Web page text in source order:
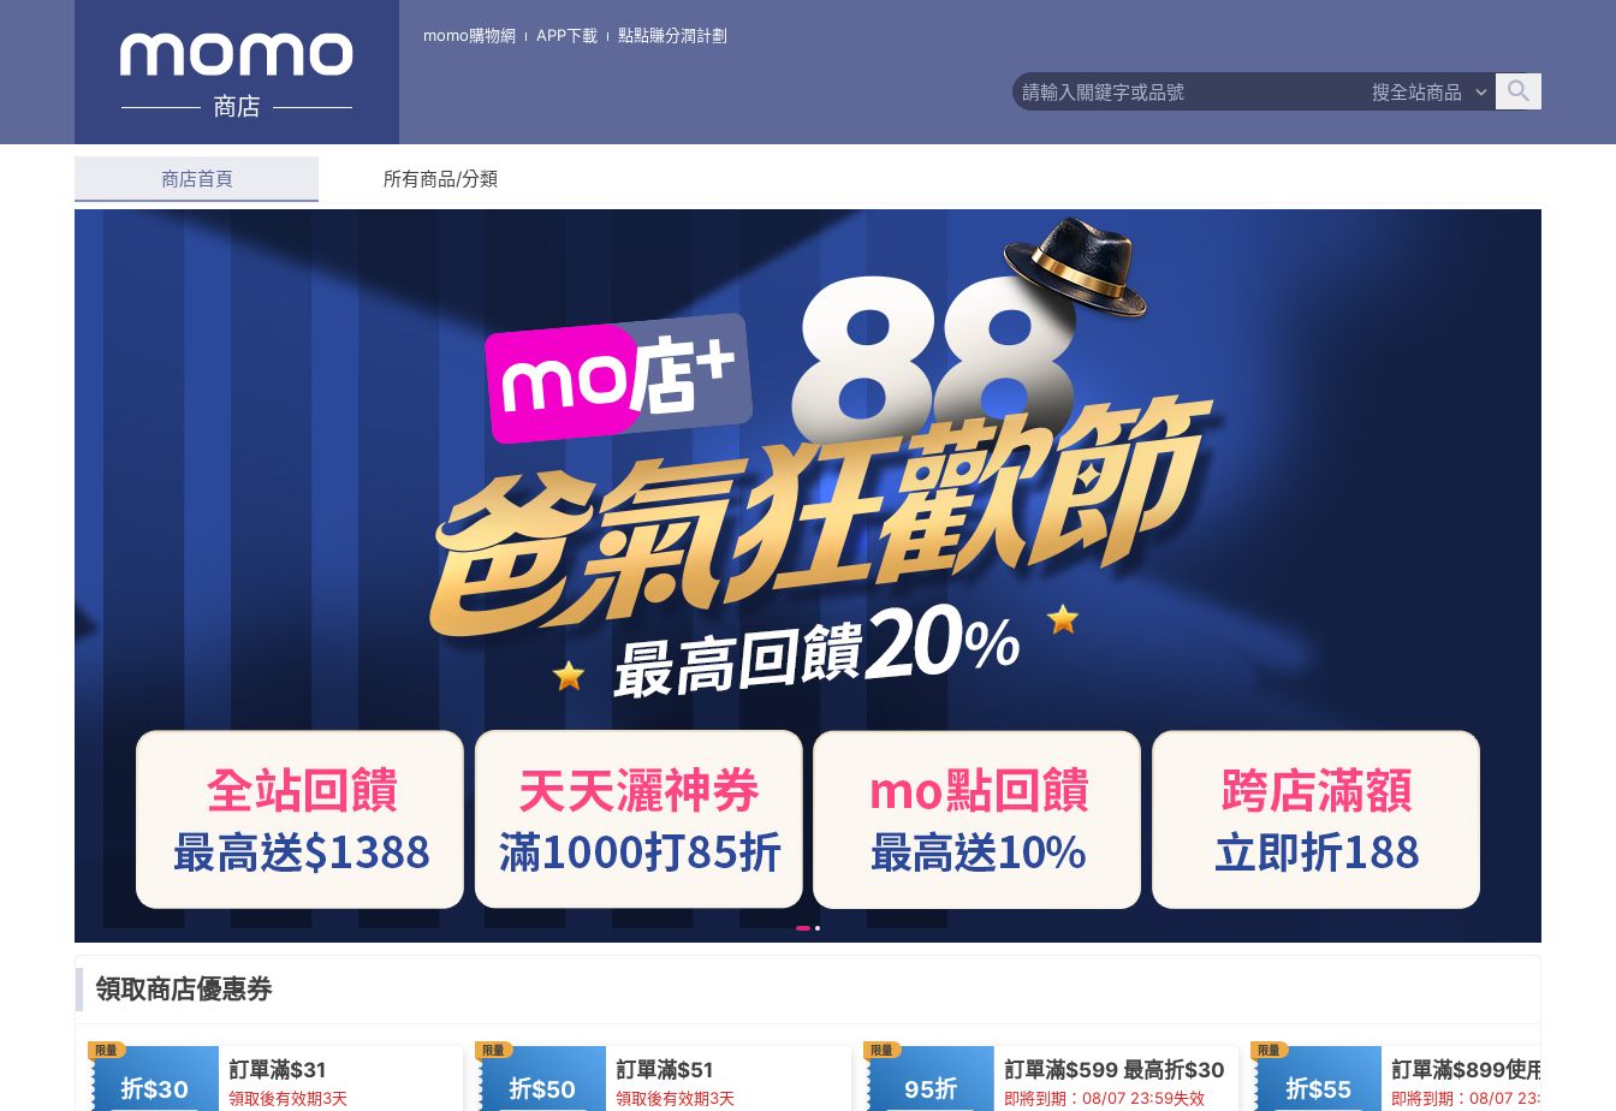
商店
momo購物網 APP下載 點點賺分潤計劃
搜全站商品
picupi挑品
綜合評分 -- 商店簡介 退換貨須知
商店首頁 所有商品/分類
領取商店優惠券
限量
折$30
訂單滿$31
領取後有效期3天
限量
折$50
訂單滿$51
領取後有效期3天
限量
95折
訂單滿$599 最高折$30
即將到期：08/07 23:59失效
限量
折$55
訂單滿$899使用
即將到期：08/07 23:59失效